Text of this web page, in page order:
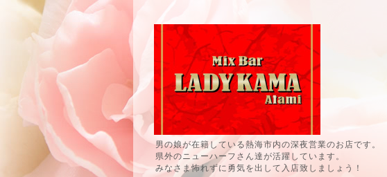
男の娘が在籍している熱海市内の深夜営業のお店です。
県外のニューハーフさん達が活躍しています。
みなさま怖れずに勇気を出して入店致しましょう！